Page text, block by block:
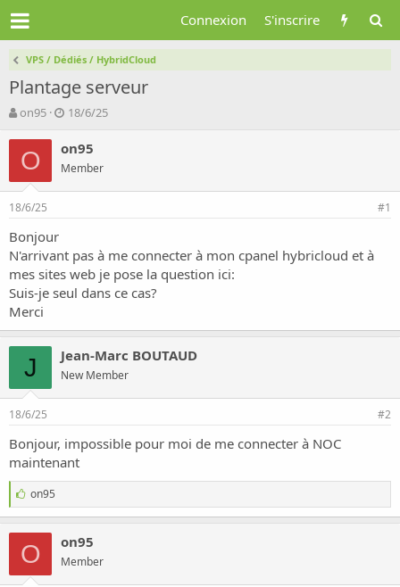
Connexion S'inscrire
VPS / Dédiés / HybridCloud
Plantage serveur
A
t
e
r
d
l
a
d
i
s
c
u
s
o
n
on95
D
t
d
e
u
t
18/6/25
O on95
Member
18/6/25 #1
Bonjour
N'arrivant pas à me connecter à mon cpanel hybricloud et à
mes sites web je pose la question ici:
Suis-je seul dans ce cas?
Merci
J Jean-Marc BOUTAUD
New Member
18/6/25 #2
Bonjour, impossible pour moi de me connecter à NOC
maintenant
J
'
a
i
m
e
:
on95
O on95
Member